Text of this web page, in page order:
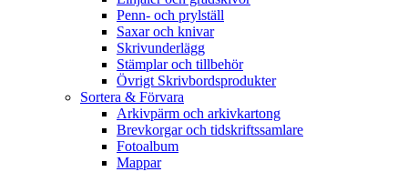
Penn- och prylställ
Saxar och knivar
Skrivunderlägg
Stämplar och tillbehör
Övrigt Skrivbordsprodukter
Sortera & Förvara
Arkivpärm och arkivkartong
Brevkorgar och tidskriftssamlare
Fotoalbum
Mappar